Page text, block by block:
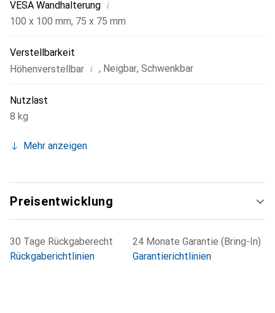
VESA Wandhalterung i
100 x 100 mm, 75 x 75 mm
Verstellbarkeit
Höhenverstellbar i , Neigbar, Schwenkbar
Nutzlast
8 kg
Mehr anzeigen
Preisentwicklung
30 Tage Rückgaberecht
Rückgaberichtlinien
24 Monate Garantie (Bring-In)
Garantierichtlinien